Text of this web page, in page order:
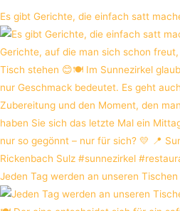
Es gibt Gerichte, die einfach satt
Jeden Tag werden an unseren